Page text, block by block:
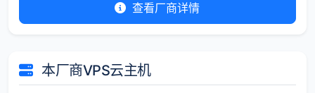
查看厂商详情
本厂商VPS云主机